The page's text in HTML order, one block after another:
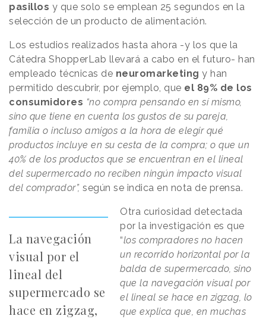
pasillos y que solo se emplean 25 segundos en la
selección de un producto de alimentación.
Los estudios realizados hasta ahora -y los que la
Cátedra ShopperLab llevará a cabo en el futuro- han
empleado técnicas de neuromarketing y han
permitido descubrir, por ejemplo, que el 89% de los
consumidores “no compra pensando en sí mismo,
sino que tiene en cuenta los gustos de su pareja,
familia o incluso amigos a la hora de elegir qué
productos incluye en su cesta de la compra; o que un
40% de los productos que se encuentran en el lineal
del supermercado no reciben ningún impacto visual
del comprador”, según se indica en nota de prensa.
La navegación
visual por el
lineal del
supermercado se
hace en zigzag,
Otra curiosidad detectada
por la investigación es que
“los compradores no hacen
un recorrido horizontal por la
balda de supermercado, sino
que la navegación visual por
el lineal se hace en zigzag, lo
que explica que, en muchas